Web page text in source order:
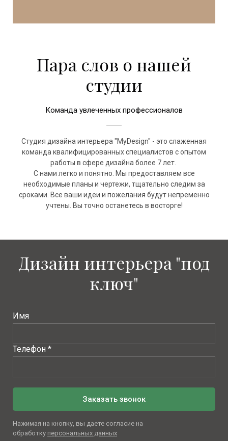
Пара слов о нашей
студии
Команда увлеченных профессионалов
Студия дизайна интерьера "MyDesign" - это слаженная
команда квалифицированных специалистов с опытом
работы в сфере дизайна более 7 лет.
С нами легко и понятно. Мы предоставляем все
необходимые планы и чертежи, тщательно следим за
сроками. Все ваши идеи и пожелания будут непременно
учтены. Вы точно останетесь в восторге!
Дизайн интерьера "под
ключ"
Имя
Телефон *
Заказать звонок
Нажимая на кнопку, вы даете согласие на
обработку персональных данных